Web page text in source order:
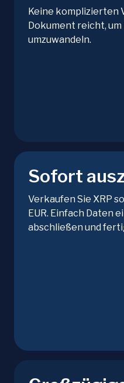
Keine komplizierten
Dokument reicht,
umzuwandeln.
Sofort
Verkaufen Sie XRP
EUR. Einfach Daten
abschließen und